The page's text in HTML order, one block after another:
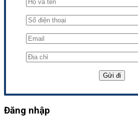
Đăng nhập